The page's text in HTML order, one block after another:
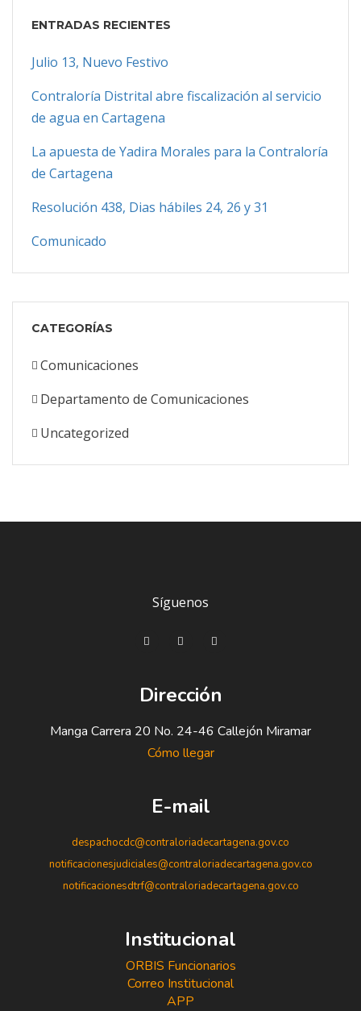
ENTRADAS RECIENTES
Julio 13, Nuevo Festivo
Contraloría Distrital abre fiscalización al servicio
de agua en Cartagena
La apuesta de Yadira Morales para la Contraloría
de Cartagena
Resolución 438, Dias hábiles 24, 26 y 31
Comunicado
CATEGORÍAS
Comunicaciones
Departamento de Comunicaciones
Uncategorized
Síguenos
Dirección
Manga Carrera 20 No. 24-46 Callejón Miramar
Cómo llegar
E-mail
despachocdc@contraloriadecartagena.gov.co
notificacionesjudiciales@contraloriadecartagena.gov.co
notificacionesdtrf@contraloriadecartagena.gov.co
Institucional
ORBIS Funcionarios
Correo Institucional
APP